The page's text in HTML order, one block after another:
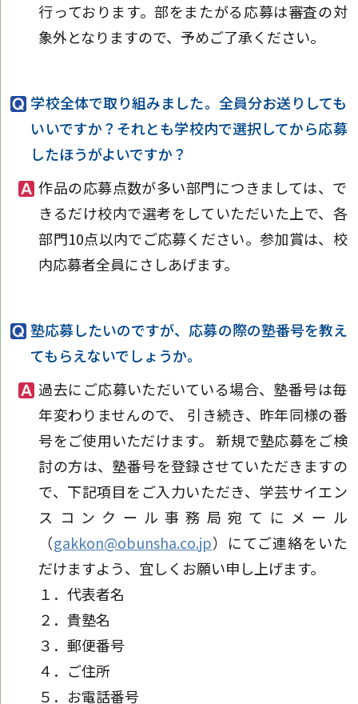
行っております。部をまたがる応募は審査の対
象外となりますので、予めご了承ください。
学校全体で取り組みました。全員分お送りしても
いいですか？それとも学校内で選択してから応募
したほうがよいですか？
作品の応募点数が多い部門につきましては、で
きるだけ校内で選考をしていただいた上で、各
部門10点以内でご応募ください。参加賞は、校
内応募者全員にさしあげます。
塾応募したいのですが、応募の際の塾番号を教え
てもらえないでしょうか。
過去にご応募いただいている場合、塾番号は毎
年変わりませんので、 引き続き、昨年同様の番
号をご使用いただけます。 新規で塾応募をご検
討の方は、塾番号を登録させていただきますの
で、下記項目をご入力いただき、学芸サイエン
スコンクール事務局宛てにメール
（gakkon@obunsha.co.jp）にてご連絡をいた
だけますよう、宜しくお願い申し上げます。
１．代表者名
２．貴塾名
３．郵便番号
４．ご住所
５．お電話番号